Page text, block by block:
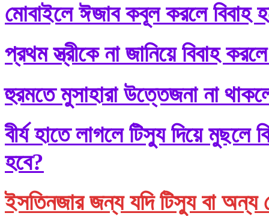
মোবাইলে ঈজাব কবূল করলে বিবাহ
প্রথম স্ত্রীকে না জানিয়ে বিবাহ
হুরমতে মুসাহারা উত্তেজনা না
বীর্য হাতে লাগলে টিস্যু দিয়ে
হবে?
ইসতিনজার জন্য যদি টিস্যু বা অন্য